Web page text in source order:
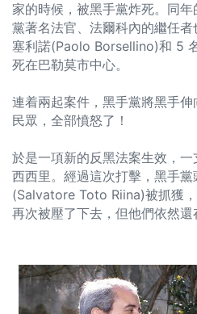
家的時候，被黑手黨炸死。同
黨著名法官、法爾科內的繼任者
塞利諾(Paolo Borsellino)和 5
死在巴勒莫市中心。
連着兩起案件，黑手黨將黑手
民眾，全部憤怒了！
於是一項新的反黑法案生效，
西西里。經過這次打擊，黑手黨
(Salvatore Toto Riina)被抓獲
再次被壓了下去，但他們依然還